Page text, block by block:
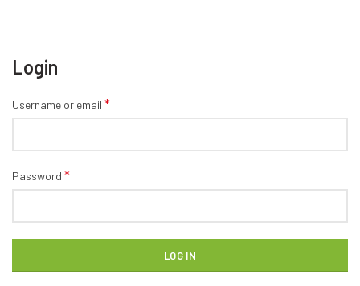
Login
Username or email *
Password *
LOG IN